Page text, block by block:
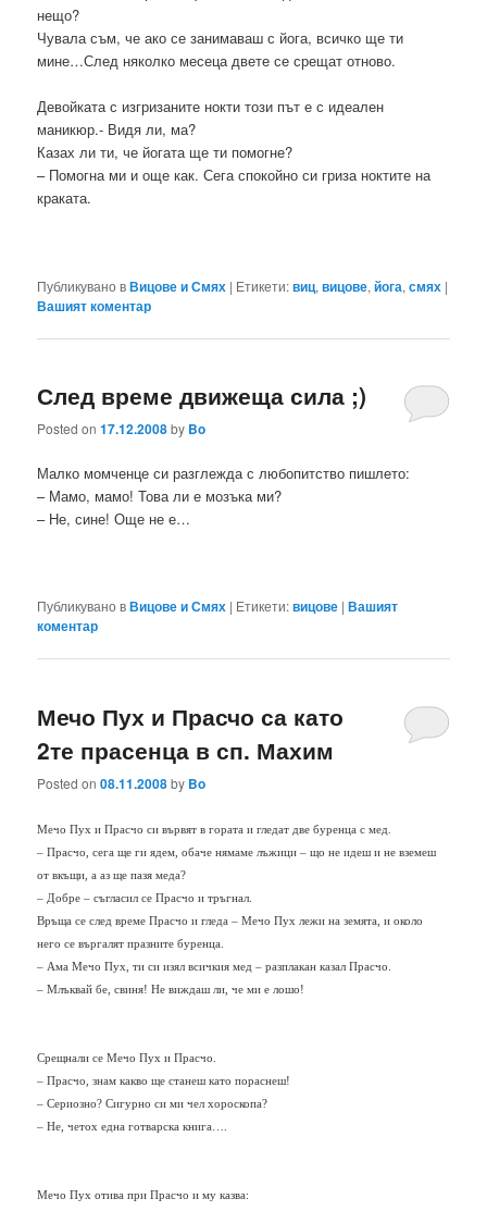
нещо?
Чувала съм, че ако се занимаваш с йога, всичко ще ти
мине…След няколко месеца двете се срещат отново.
Девойката с изгризаните нокти този път е с идеален
маникюр.- Видя ли, ма?
Казах ли ти, че йогата ще ти помогне?
– Помогна ми и още как. Сега спокойно си гриза ноктите на
краката.
Публикувано вВицове и Смях | Етикети:виц,вицове,йога,смях |
Вашият коментар
След време движеща сила ;)
Posted on17.12.2008by Bo
Малко момченце си разглежда с любопитство пишлето:
– Мамо, мамо! Това ли е мозъка ми?
– Не, сине! Още не е…
Публикувано вВицове и Смях | Етикети:вицове |Вашият
коментар
Мечо Пух и Прасчо са като
2те прасенца в сп. Махим
Posted on08.11.2008by Bo
Мечо Пух и Прасчо си вървят в гората и гледат две буренца с мед.
– Прасчо, сега ще ги ядем, обаче нямаме лъжици – що не идеш и не вземеш
от вкъщи, а аз ще пазя меда?
– Добре – съгласил се Прасчо и тръгнал.
Връща се след време Прасчо и гледа – Мечо Пух лежи на земята, и около
него се въргалят празните буренца.
– Ама Мечо Пух, ти си изял всичкия мед – разплакан казал Прасчо.
– Млъквай бе, свиня! Не виждаш ли, че ми е лошо!
Срещнали се Мечо Пух и Прасчо.
– Прасчо, знам какво ще станеш като пораснеш!
– Сериозно? Сигурно си ми чел хороскопа?
– Не, четох една готварска книга….
Мечо Пух отива при Прасчо и му казва: